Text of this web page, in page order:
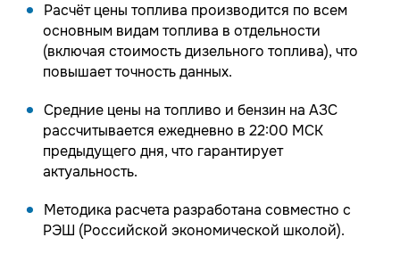
Расчёт цены топлива производится по всем
основным видам топлива в отдельности
(включая стоимость дизельного топлива), что
повышает точность данных.
Средние цены на топливо и бензин на АЗС
рассчитывается ежедневно в 22:00 МСК
предыдущего дня, что гарантирует
актуальность.
Методика расчета разработана совместно с
РЭШ (Российской экономической школой).